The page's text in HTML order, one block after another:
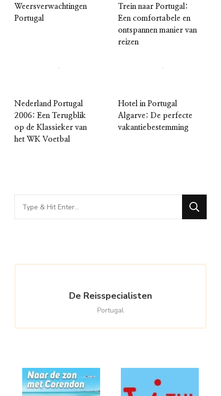
Weersverwachtingen
Portugal
Trein naar Portugal:
Een comfortabele en
ontspannen manier van
reizen
Nederland Portugal
2006: Een Terugblik
op de Klassieker van
het WK Voetbal
Hotel in Portugal
Algarve: De perfecte
vakantiebestemming
Looking
for
De Reisspecialisten
Portugal